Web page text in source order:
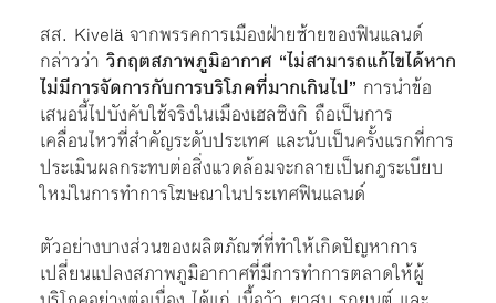
สส. Kiveläจากพรรคการเมืองฝ่ายซ้ายของฟินแลนด์
กล่าวว่า วิกฤตสภาพภูมิอากาศ “ไม่สามารถแก้ไขได้หาก
ไม่มีการจัดการกับการบริโภคที่มากเกินไป” การนำข้อ
เสนอนี้ไปบังคับใช้จริงในเมืองเฮลซิงกิ ถือเป็นการ
เคลื่อนไหวที่สำคัญระดับประเทศ และนับเป็นครั้งแรกที่การ
ประเมินผลกระทบต่อสิ่งแวดล้อมจะกลายเป็นกฎระเบียบ
ใหม่ในการทำการโฆษณาในประเทศฟินแลนด์
ตัวอย่างบางส่วนของผลิตภัณฑ์ที่ทำให้เกิดปัญหาการ
เปลี่ยนแปลงสภาพภูมิอากาศที่มีการทำการตลาดให้ผู้